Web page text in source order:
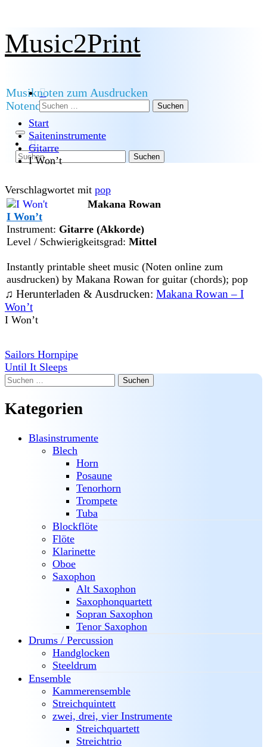
Zum
Inhalt
springen
Music2Print
Musiknoten zum Ausdrucken
Notendownload
Suchen
Suchen
nach:
Start
Saiteninstrumente
Gitarre
I Won’t
Verschlagwortet mit pop
Makana Rowan
I Won’t
Instrument: Gitarre (Akkorde)
Level / Schwierigkeitsgrad: Mittel
Instantly printable sheet music (Noten online zum
ausdrucken) by Makana Rowan for guitar (chords); pop
♫ Herunterladen & Ausdrucken: Makana Rowan – I
Won’t
I Won’t
Beitragsnavigation
Sailors Hornpipe
Until It Sleeps
Suchen
Kategorien
Blasinstrumente
Blech
Horn
Posaune
Tenorhorn
Trompete
Tuba
Blockflöte
Flöte
Klarinette
Oboe
Saxophon
Alt Saxophon
Saxophonquartett
Sopran Saxophon
Tenor Saxophon
Drums / Percussion
Handglocken
Steeldrum
Ensemble
Kammerensemble
Streichquintett
zwei, drei, vier Instrumente
Streichquartett
Streichtrio